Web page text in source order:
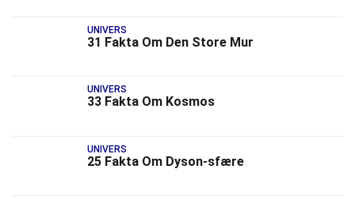
UNIVERS
31 Fakta Om Den Store Mur
UNIVERS
33 Fakta Om Kosmos
UNIVERS
25 Fakta Om Dyson-sfære